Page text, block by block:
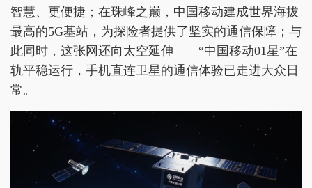
智慧、更便捷；在珠峰之巅，中国移动建成世界海拔
最高的5G基站，为探险者提供了坚实的通信保障；与
此同时，这张网还向太空延伸——“中国移动01星”在
轨平稳运行，手机直连卫星的通信体验已走进大众日
常。